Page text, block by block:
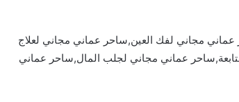
مجاني لفك العين,ساحر عماني مجاني لعلاج
عماني مجاني لجلب المال,ساحر عماني